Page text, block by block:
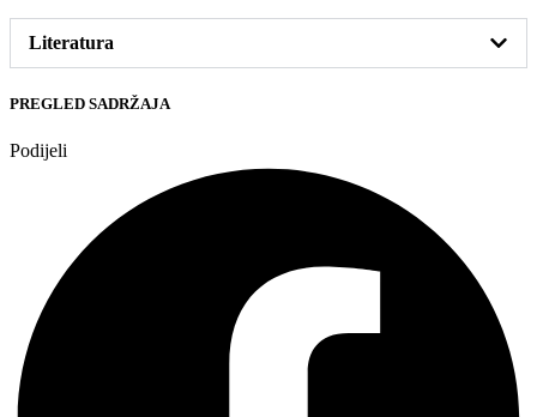
Literatura
PREGLED SADRŽAJA
Podijeli